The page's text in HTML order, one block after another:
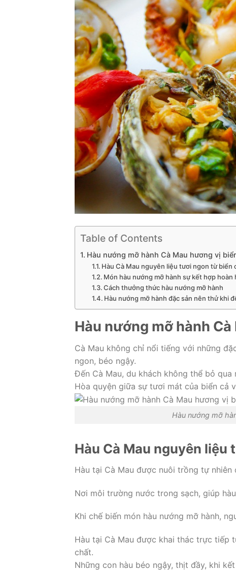
Table of Contents
Hàu nướng mỡ hành Cà Mau hương vị
Hàu Cà Mau nguyên liệu tươi ngon từ biển
Món hàu nướng mỡ hành sự kết hợp hoàn
Cách thưởng thức hàu nướng mỡ hành
Hàu nướng mỡ hành đặc sản nên thử khi
Hàu nướng mỡ hành
Cà Mau không chỉ nổi tiếng với những
ngon, béo ngậy.
Đến Cà Mau, du khách không thể bỏ
Hòa quyện giữa sự tươi mát của biển cả
Hàu nướng mỡ
Hàu Cà Mau nguyên
Hàu tại Cà Mau được nuôi trồng tự
Nơi môi trường nước trong sạch, giúp
Khi chế biến món hàu nướng mỡ hành,
Hàu tại Cà Mau được khai thác trực tiếp
chất.
Những con hàu béo ngậy, thịt đầy, khi